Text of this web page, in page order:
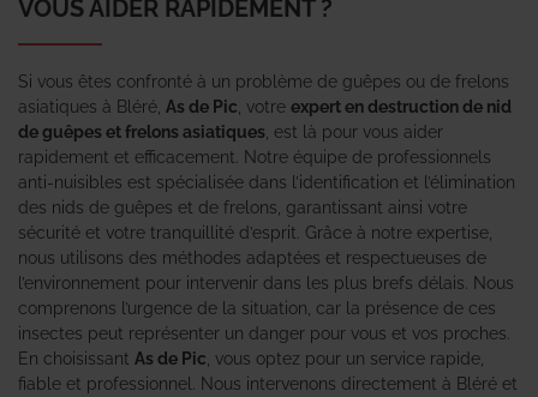
VOUS AIDER RAPIDEMENT ?
Si vous êtes confronté à un problème de guêpes ou de frelons
asiatiques à Bléré, As de Pic , votre expert en destruction de nid
de guêpes et frelons asiatiques , est là pour vous aider
rapidement et efficacement. Notre équipe de professionnels
anti-nuisibles est spécialisée dans l’identification et l’élimination
des nids de guêpes et de frelons, garantissant ainsi votre
sécurité et votre tranquillité d’esprit. Grâce à notre expertise,
nous utilisons des méthodes adaptées et respectueuses de
l’environnement pour intervenir dans les plus brefs délais. Nous
comprenons l’urgence de la situation, car la présence de ces
insectes peut représenter un danger pour vous et vos proches.
En choisissant As de Pic , vous optez pour un service rapide,
fiable et professionnel. Nous intervenons directement à Bléré et